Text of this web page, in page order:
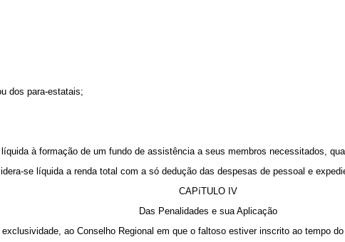
dos para-estatais;
à formação de um fundo de assistência a seus membros necessitados,
se líquida a renda total com a só dedução das despesas de pessoal e
CAPíTULO IV
Das Penalidades e sua Aplicação
ao Conselho Regional em que o faltoso estiver inscrito ao tempo